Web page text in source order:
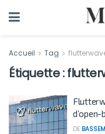
Accueil Tag
Étiquette :
d’open-
DE